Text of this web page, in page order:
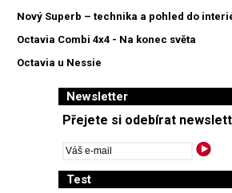
Nový Superb – technika a pohled do
Octavia Combi 4x4 - Na konec světa
Octavia u Nessie
Newsletter
Přejete si odebírat
Test